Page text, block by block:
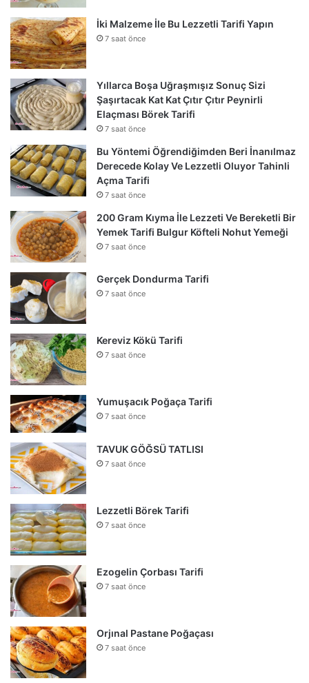
İki Malzeme İle Bu Lezzetli Tarifi Yapın
7 saat önce
Yıllarca Boşa Uğraşmışız Sonuç Sizi
Şaşırtacak Kat Kat Çıtır Çıtır Peynirli
Elaçması Börek Tarifi
7 saat önce
Bu Yöntemi Öğrendiğimden Beri İnanılmaz
Derecede Kolay Ve Lezzetli Oluyor Tahinli
Açma Tarifi
7 saat önce
200 Gram Kıyma İle Lezzeti Ve Bereketli Bir
Yemek Tarifi Bulgur Köfteli Nohut Yemeği
7 saat önce
Gerçek Dondurma Tarifi
7 saat önce
Kereviz Kökü Tarifi
7 saat önce
Yumuşacık Poğaça Tarifi
7 saat önce
TAVUK GÖĞSÜ TATLISI
7 saat önce
Lezzetli Börek Tarifi
7 saat önce
Ezogelin Çorbası Tarifi
7 saat önce
Orjınal Pastane Poğaçası
7 saat önce